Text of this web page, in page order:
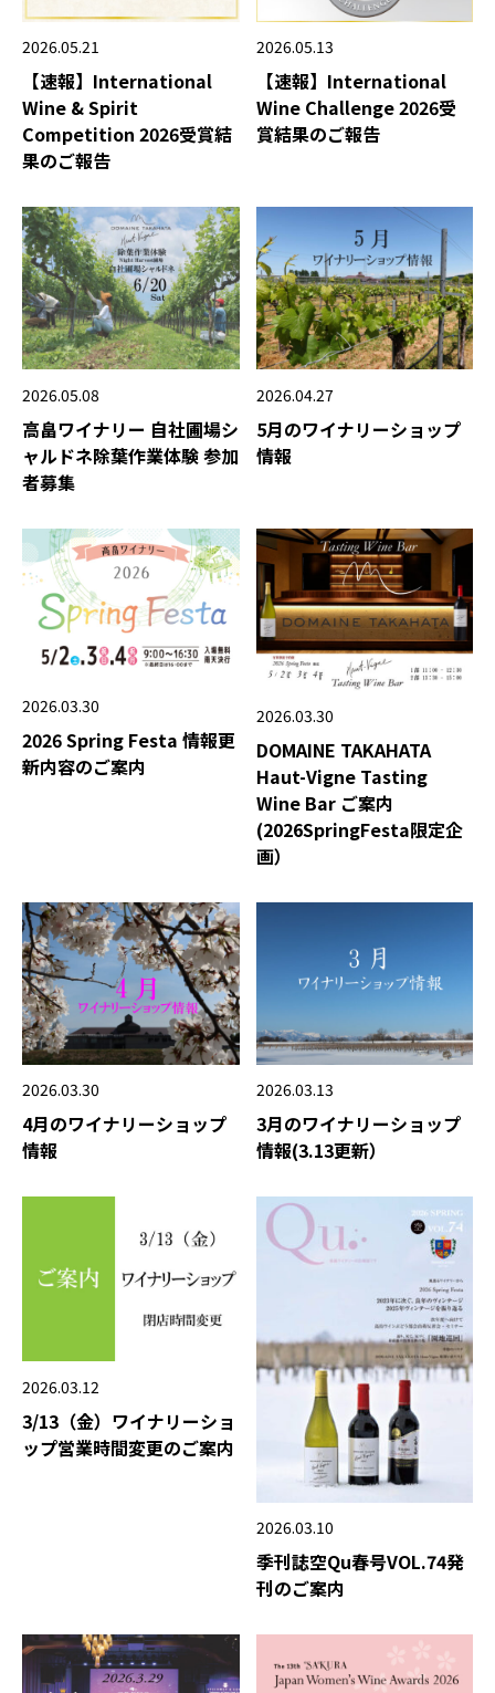
2026.05.21
【速報】International
Wine & Spirit
Competition 2026受賞結
果のご報告
2026.05.13
【速報】International
Wine Challenge 2026受
賞結果のご報告
2026.05.08
高畠ワイナリー 自社圃場シ
ャルドネ除葉作業体験 参加
者募集
2026.04.27
5月のワイナリーショップ
情報
2026.03.30
2026 Spring Festa 情報更
新内容のご案内
2026.03.30
DOMAINE TAKAHATA
Haut-Vigne Tasting
Wine Bar ご案内
(2026SpringFesta限定企
画）
2026.03.30
4月のワイナリーショップ
情報
2026.03.13
3月のワイナリーショップ
情報(3.13更新）
2026.03.12
3/13（金）ワイナリーショ
ップ営業時間変更のご案内
2026.03.10
季刊誌空Qu春号VOL.74発
刊のご案内